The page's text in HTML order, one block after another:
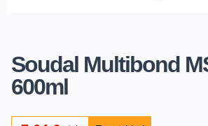
Soudal Multibond
600ml